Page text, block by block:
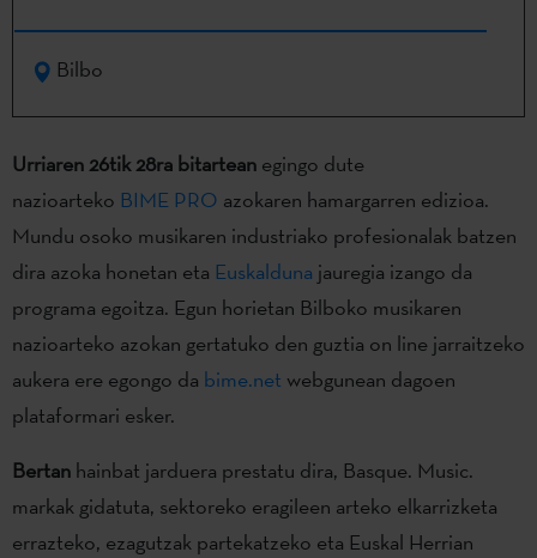
Bilbo
Urriaren 26tik 28ra bitartean egingo dute
nazioarteko BIME PRO azokaren hamargarren edizioa.
Mundu osoko musikaren industriako profesionalak batzen
dira azoka honetan eta Euskalduna jauregia izango da
programa egoitza. Egun horietan Bilboko musikaren
nazioarteko azokan gertatuko den guztia on line jarraitzeko
aukera ere egongo da bime.net webgunean dagoen
plataformari esker.
Bertan hainbat jarduera prestatu dira, Basque. Music.
markak gidatuta, sektoreko eragileen arteko elkarrizketa
errazteko, ezagutzak partekatzeko eta Euskal Herrian